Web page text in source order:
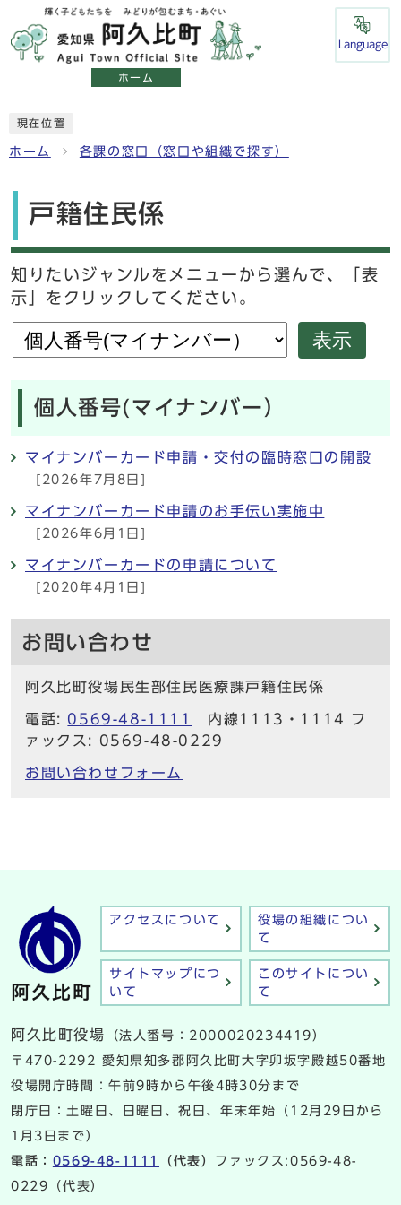
ホーム
Language
現在位置
ホーム 各課の窓口（窓口や組織で探す）
戸籍住民係
知りたいジャンルをメニューから選んで、「表
示」をクリックしてください。
表示
個人番号(マイナンバー）
マイナンバーカード申請・交付の臨時窓口の開設
[2026年7月8日]
マイナンバーカード申請のお手伝い実施中
[2026年6月1日]
マイナンバーカードの申請について
[2020年4月1日]
お問い合わせ
阿久比町役場民生部住民医療課戸籍住民係
電話: 0569-48-1111
内線1113・1114 フ
ァックス: 0569-48-0229
お問い合わせフォーム
アクセスについて
役場の組織につい
て
サイトマップにつ
いて
このサイトについ
て
阿久比町役場
（法人番号：2000020234419）
〒470-2292 愛知県知多郡阿久比町大字卯坂字殿越50番地
役場開庁時間：午前9時から午後4時30分まで
閉庁日：土曜日、日曜日、祝日、年末年始（12月29日から
1月3日まで）
電話： 0569-48-1111 （代表） ファックス:0569-48-
0229（代表）